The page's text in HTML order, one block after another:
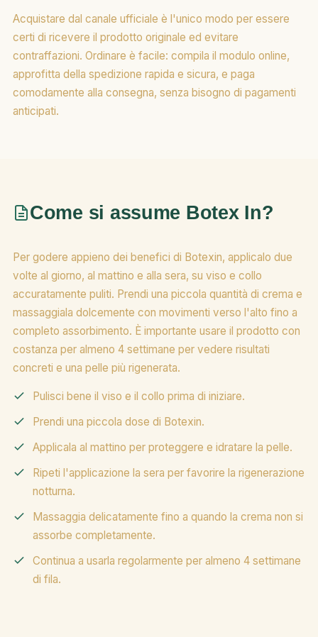
Acquistare dal canale ufficiale è l'unico modo per essere
certi di ricevere il prodotto originale ed evitare
contraffazioni. Ordinare è facile: compila il modulo online,
approfitta della spedizione rapida e sicura, e paga
comodamente alla consegna, senza bisogno di pagamenti
anticipati.
Come si assume Botex In?
Per godere appieno dei benefici di Botexin, applicalo due
volte al giorno, al mattino e alla sera, su viso e collo
accuratamente puliti. Prendi una piccola quantità di crema e
massaggiala dolcemente con movimenti verso l'alto fino a
completo assorbimento. È importante usare il prodotto con
costanza per almeno 4 settimane per vedere risultati
concreti e una pelle più rigenerata.
Pulisci bene il viso e il collo prima di iniziare.
Prendi una piccola dose di Botexin.
Applicala al mattino per proteggere e idratare la pelle.
Ripeti l'applicazione la sera per favorire la rigenerazione
notturna.
Massaggia delicatamente fino a quando la crema non si
assorbe completamente.
Continua a usarla regolarmente per almeno 4 settimane
di fila.